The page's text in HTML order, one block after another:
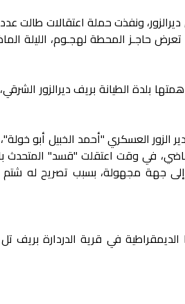
ونفذت حملة اعتقالات طالت
حاجـز المحطة لهجـوم، الليلة
بلدة الطيانة بريف ديرالزور
العسكري "أحمد الخبيل أبو
في وقت اعتقلت "قسد" المتحدث
إلى جهة مجهولة، بسبب تصريح له
في قرية الدردارة بريف